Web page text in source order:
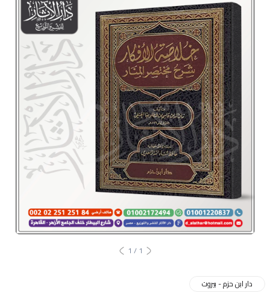
1
/
1
دار ابن حزم - بيروت